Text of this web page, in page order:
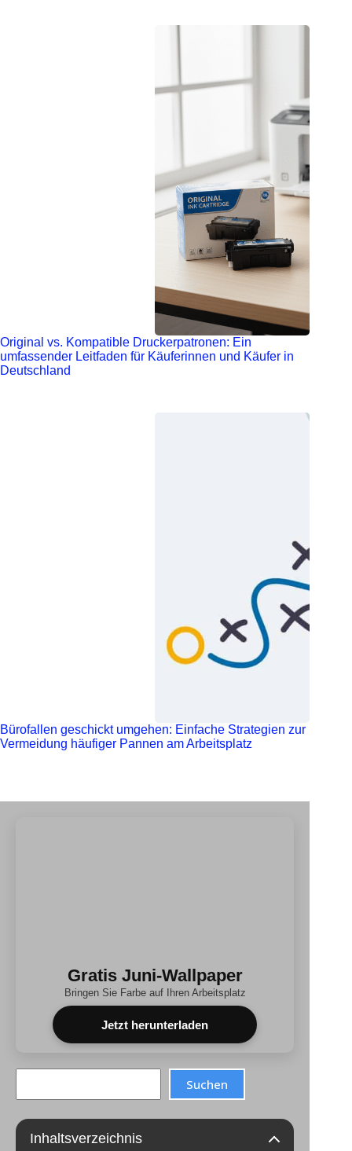
Original vs. Kompatible Druckerpatronen: Ein
umfassender Leitfaden für Käuferinnen und Käufer in
Deutschland
Bürofallen geschickt umgehen: Einfache Strategien zur
Vermeidung häufiger Pannen am Arbeitsplatz
Gratis Juni-Wallpaper
Bringen Sie Farbe auf Ihren Arbeitsplatz
Jetzt herunterladen
Suchen
Inhaltsverzeichnis